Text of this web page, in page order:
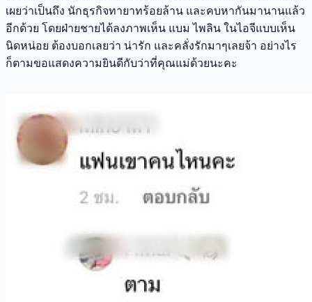
เผยว่าเป็นถึง นักธุรกิจทายาทร้อยล้าน และคบหากันมานานแล้ว
อีกด้วย โดยฝ่ายชายได้ลงภาพเห็น แบม ไพลิน ในไอจีแบบเห็น
นิดหน่อย ต้องบอกเลยว่า น่ารัก และคลั่งรักมาๆเลยจ้า อย่างไร
ก็ตามขอแสดงความยินดีกับว่าที่คุณแม่ด้วยนะคะ